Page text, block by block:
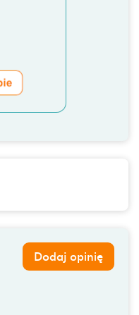
Dodaj opinię